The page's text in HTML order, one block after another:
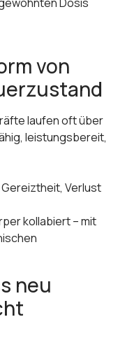
von
laufen oft über
leistungsbereit,
Verlust
kollabiert – mit
neu